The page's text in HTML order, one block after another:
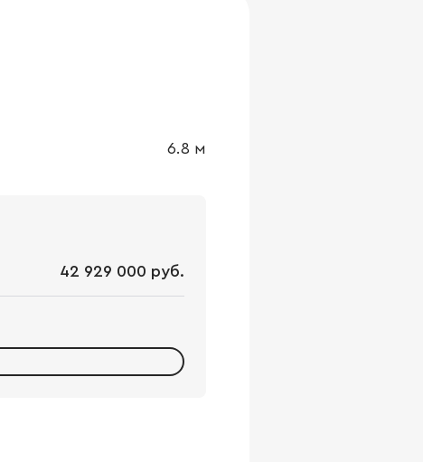
6.8 м
42 929 000 руб.